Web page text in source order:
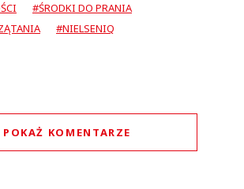
#ŚRODKI DO PRANIA
#NIELSENIQ
POKAŻ KOMENTARZE